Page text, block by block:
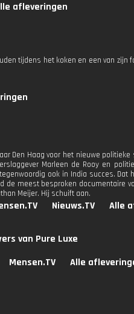
afleveringen
tijdens het koken en een van zijn
Den Haag voor het nieuwe politieke
Marleen de Rooy en
ook in India succes. Dat
meest besproken documentaire
Meijer. Hij schuift aan.
Nieuws.TV Alle
van Pure Luxe
Mensen.TV Alle